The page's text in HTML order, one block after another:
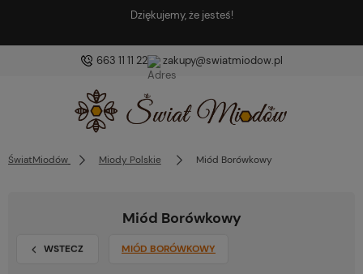
Dziękujemy, że jesteś!
663 11 11 22 zakupy@swiatmiodow.pl
ŚwiatMiodów Miody Polskie Miód Borówkowy
Miód Borówkowy
WSTECZ MIÓD BORÓWKOWY